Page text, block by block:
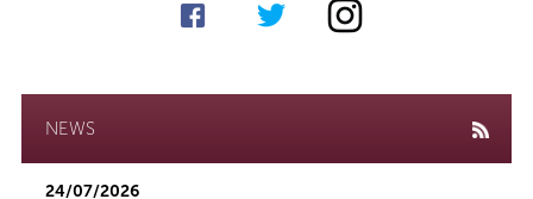
NEWS
24/07/2026